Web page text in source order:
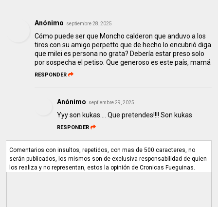
Anónimo septiembre 28, 2025
Cómo puede ser que Moncho calderon que anduvo a los
tiros con su amigo perpetto que de hecho lo encubrió diga
que milei es persona no grata? Debería estar preso solo
por sospecha el petiso. Que generoso es este país, mamá
RESPONDER
Anónimo septiembre 29, 2025
Yyy son kukas.... Que pretendes!!!! Son kukas
RESPONDER
Comentarios con insultos, repetidos, con mas de 500 caracteres, no
serán publicados, los mismos son de exclusiva responsabilidad de quien
los realiza y no representan, estos la opinión de Cronicas Fueguinas.